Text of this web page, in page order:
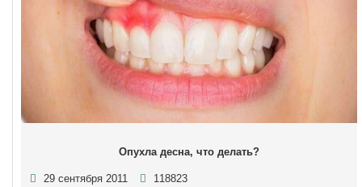
Опухла десна, что делать?
29 сентября 2011 118823